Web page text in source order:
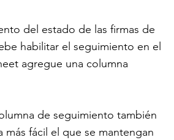
del estado de las firmas de
habilitar el seguimiento en el
agregue una columna
de seguimiento también
fácil el que se mantengan